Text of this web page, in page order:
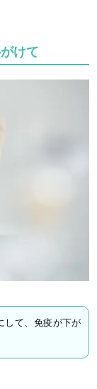
けて
して、免疫が下が